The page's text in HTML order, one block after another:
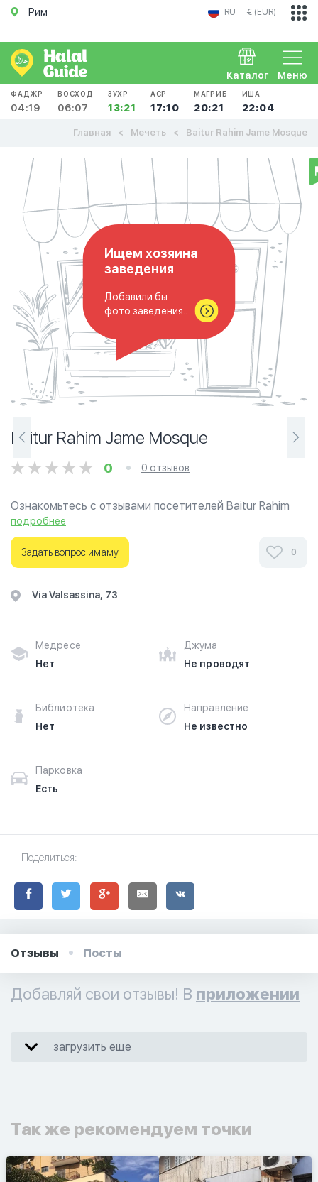
Рим RU € (EUR)
Меню
Каталог
ФАДЖР
04:19
ВОСХОД
06:07
ЗУХР
13:21
АСР
17:10
МАГРИБ
20:21
ИША
22:04
Главная Мечеть Baitur Rahim Jame Mosque
Ищем хозяина
заведения
Добавили бы
фото заведения..
Baitur Rahim Jame Mosque
0 0 отзывов
Ознакомьтесь с отзывами посетителей Baitur Rahim
Jame Mosque в г.Рим на фотографиях и узнайте о часах
работы. Ваше духовное путешествие начинается
здесь.
подробнее
Задать вопрос имаму 0
Via Valsassina, 73
Медресе
Нет
Джума
Не проводят
Библиотека
Нет
Направление
Не известно
Парковка
Есть
Поделиться:
Отзывы Посты
Добавляй свои отзывы! В приложении
загрузить еще
Так же рекомендуем точки